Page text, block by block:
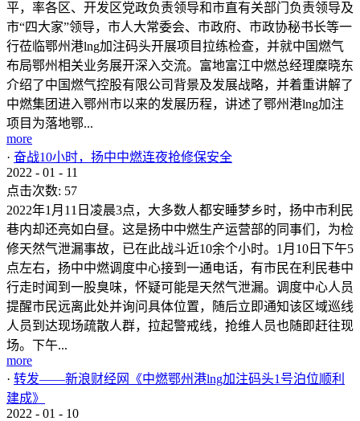
平，率各区、开发区党政负责领导和市直有关部门负责领导及
市“四大家”领导，市人大常委会、市政府、市政协秘书长等一
行莅临鄂州港lng加注码头开展项目拉练检查，并就中国燃气
布局鄂州相关业务展开深入交流。富地富江中燃总经理糜晓东
介绍了中国燃气控股有限公司背景及发展战略，并着重讲解了
中燃集团进入鄂州市以来的发展历程，讲述了鄂州港lng加注
项目为落地鄂...
more
· 奋战10小时，扬中中燃连夜抢修保安全
2022 - 01 - 11
点击次数: 57
2022年1月11日凌晨3点，大多数人都安睡梦乡时，扬中市利民
巷内却还亮如白昼。这是扬中中燃生产运营部的同事们，为检
修天然气泄漏事故，已在此战斗近10余个小时。1月10日下午5
点左右，扬中中燃调度中心接到一通电话，有市民在利民巷中
行走时闻到一股臭味，怀疑可能是天然气泄漏。调度中心人员
提醒市民远离此处并询问具体位置，随后立即通知该区域巡线
人员到达现场疏散人群，拉起警戒线，抢维人员也随即赶往现
场。下午...
more
· 转发——新浪财经网《中燃鄂州港lng加注码头1号泊位顺利
建成》
2022 - 01 - 10